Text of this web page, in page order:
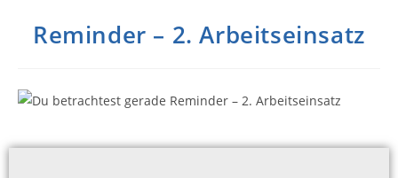
Reminder – 2. Arbeitseinsatz